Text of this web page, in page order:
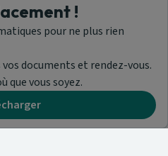
!
pour ne plus rien
documents et rendez-vous.
que vous soyez.